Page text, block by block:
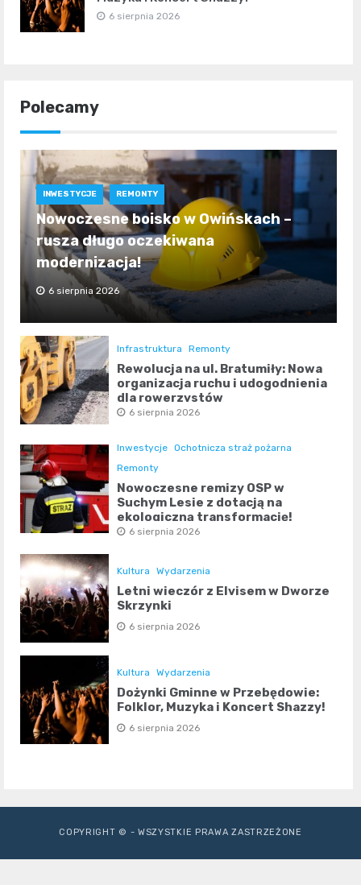
6 sierpnia 2026
Polecamy
INWESTYCJE REMONTY
Nowoczesne boisko w Owińskach –
rusza długo oczekiwana
modernizacja!
6 sierpnia 2026
Infrastruktura Remonty
Rewolucja na ul. Bratumiły: Nowa
organizacja ruchu i udogodnienia
dla rowerzystów
6 sierpnia 2026
Inwestycje Ochotnicza straż pożarna
Remonty
Nowoczesne remizy OSP w
Suchym Lesie z dotacją na
ekologiczną transformację!
6 sierpnia 2026
Kultura Wydarzenia
Letni wieczór z Elvisem w Dworze
Skrzynki
6 sierpnia 2026
Kultura Wydarzenia
Dożynki Gminne w Przebędowie:
Folklor, Muzyka i Koncert Shazzy!
6 sierpnia 2026
COPYRIGHT © - WSZYSTKIE PRAWA ZASTRZEŻONE